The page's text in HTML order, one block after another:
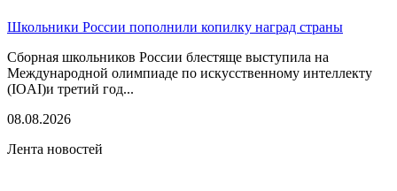
Школьники России пополнили копилку наград страны
Сборная школьников России блестяще выступила на
Международной олимпиаде по искусственному интеллекту
(IOAI)и третий год...
08.08.2026
Лента новостей